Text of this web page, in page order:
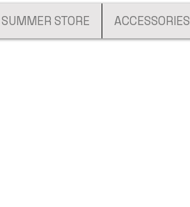
SUMMER STORE ACCESSORIES